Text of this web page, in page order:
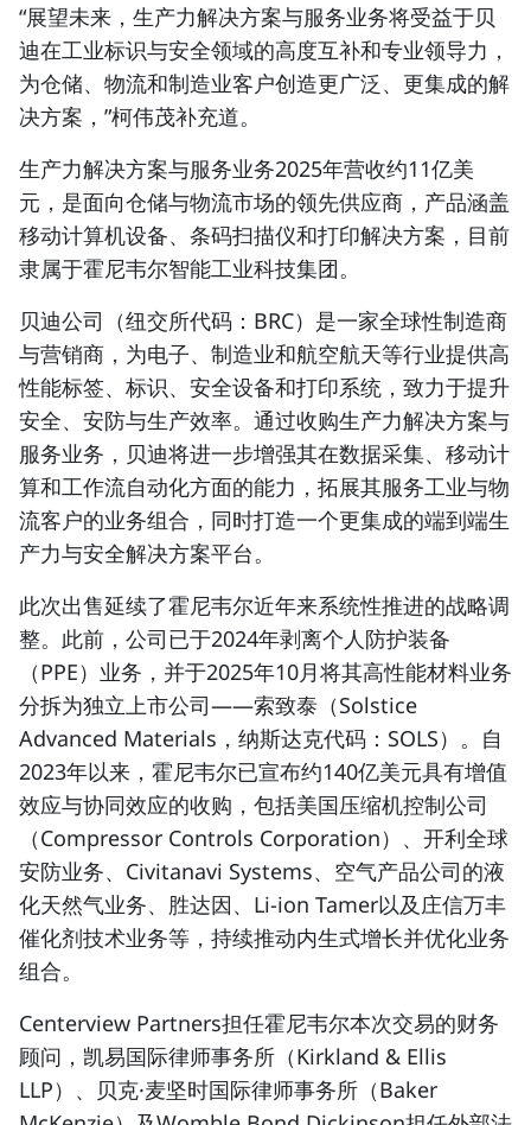
“展望未来，生产力解决方案与服务业务将受益于贝
迪在工业标识与安全领域的高度互补和专业领导力，
为仓储、物流和制造业客户创造更广泛、更集成的解
决方案，”柯伟茂补充道。
生产力解决方案与服务业务2025年营收约11亿美
元，是面向仓储与物流市场的领先供应商，产品涵盖
移动计算机设备、条码扫描仪和打印解决方案，目前
隶属于霍尼韦尔智能工业科技集团。
贝迪公司 （纽交所代码：BRC） 是一家全球性制造商
与营销商，为电子、制造业和航空航天等行业提供高
性能标签、标识、安全设备和打印系统，致力于提升
安全、安防与生产效率。通过收购生产力解决方案与
服务业务，贝迪将进一步增强其在数据采集、移动计
算和工作流自动化方面的能力，拓展其服务工业与物
流客户的业务组合，同时打造一个更集成的端到端生
产力与安全解决方案平台。
此次出售延续了霍尼韦尔近年来系统性推进的战略调
整。此前，公司已于2024年剥离个人防护装备
（PPE）业务，并于2025年10月将其高性能材料业务
分拆为独立上市公司——索致泰（Solstice
Advanced Materials， 纳斯达克代码：SOLS）。自
2023年以来，霍尼韦尔已宣布约140亿美元具有增值
效应与协同效应的收购，包括美国压缩机控制公司
（Compressor Controls Corporation）、开利全球
安防业务、Civitanavi Systems、空气产品公司的液
化天然气业务、胜达因、Li-ion Tamer以及庄信万丰
催化剂技术业务等，持续推动内生式增长并优化业务
组合。
Centerview Partners担任霍尼韦尔本次交易的财务
顾问，凯易国际律师事务所（Kirkland & Ellis
LLP）、贝克·麦坚时国际律师事务所（Baker